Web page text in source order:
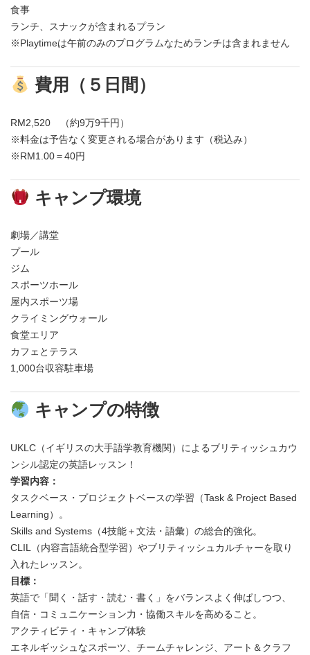
食事
ランチ、スナックが含まれるプラン
※Playtimeは午前のみのプログラムなためランチは含まれません
費用（５日間）
RM2,520 （約9万9千円）
※料金は予告なく変更される場合があります（税込み）
※RM1.00＝40円
キャンプ環境
劇場／講堂
プール
ジム
スポーツホール
屋内スポーツ場
クライミングウォール
食堂エリア
カフェとテラス
1,000台収容駐車場
キャンプの特徴
UKLC（イギリスの大手語学教育機関）によるブリティッシュカウ
ンシル認定の英語レッスン！
学習内容：
タスクベース・プロジェクトベースの学習（Task & Project Based
Learning）。
Skills and Systems（4技能＋文法・語彙）の総合的強化。
CLIL（内容言語統合型学習）やブリティッシュカルチャーを取り
入れたレッスン。
目標：
英語で「聞く・話す・読む・書く」をバランスよく伸ばしつつ、
自信・コミュニケーション力・協働スキルを高めること。
アクティビティ・キャンプ体験
エネルギッシュなスポーツ、チームチャレンジ、アート＆クラフ